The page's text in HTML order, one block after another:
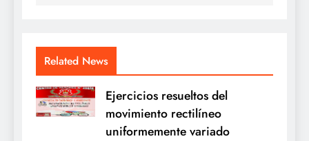
Related News
Ejercicios resueltos del
movimiento rectilíneo
uniformemente variado